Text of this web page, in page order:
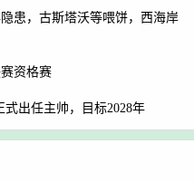
患，古斯塔沃等喂饼，西海岸
资格赛
出任主帅，目标2028年